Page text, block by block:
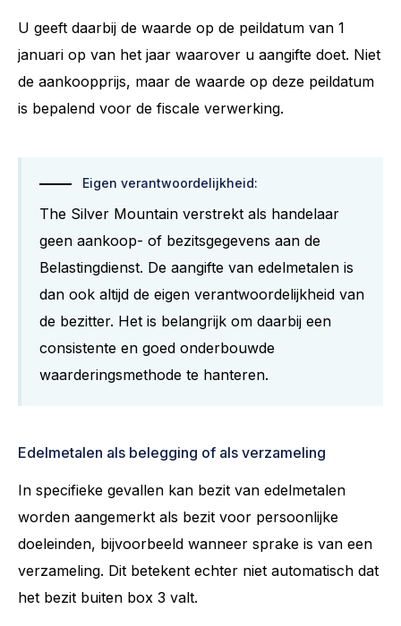
U geeft daarbij de waarde op de peildatum van 1
januari op van het jaar waarover u aangifte doet. Niet
de aankoopprijs, maar de waarde op deze peildatum
is bepalend voor de fiscale verwerking.
Eigen verantwoordelijkheid:
The Silver Mountain verstrekt als handelaar
geen aankoop- of bezitsgegevens aan de
Belastingdienst. De aangifte van edelmetalen is
dan ook altijd de eigen verantwoordelijkheid van
de bezitter. Het is belangrijk om daarbij een
consistente en goed onderbouwde
waarderingsmethode te hanteren.
Edelmetalen als belegging of als verzameling
In specifieke gevallen kan bezit van edelmetalen
worden aangemerkt als bezit voor persoonlijke
doeleinden, bijvoorbeeld wanneer sprake is van een
verzameling. Dit betekent echter niet automatisch dat
het bezit buiten box 3 valt.